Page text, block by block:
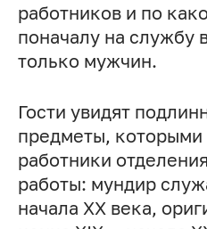
работников и по
поначалу на службу
только мужчин.
Гости увидят
предметы, которыми
работники
работы: мундир
начала ХХ века,